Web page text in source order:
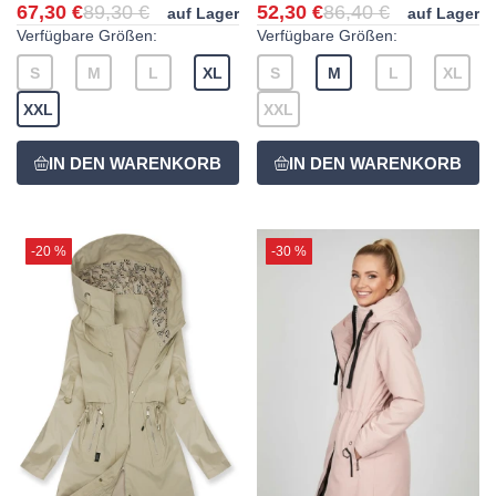
67,30 €89,30 €
auf Lager
Verfügbare Größen:
S M L XL
XXL
52,30 €86,40 €
auf Lager
Verfügbare Größen:
S M L XL
XXL
-20 % -30 %